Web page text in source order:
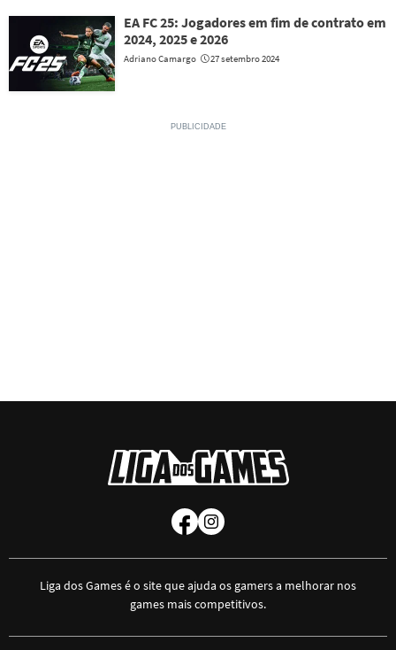
EA FC 25: Jogadores em fim de contrato em
2024, 2025 e 2026
Adriano Camargo 27 setembro 2024
Liga dos Games é o site que ajuda os gamers a melhorar nos
games mais competitivos.